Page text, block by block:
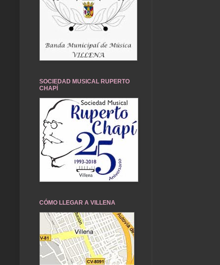
SOCIEDAD MUSICAL RUPERTO
CHAPÍ
CÓMO LLEGAR A VILLENA